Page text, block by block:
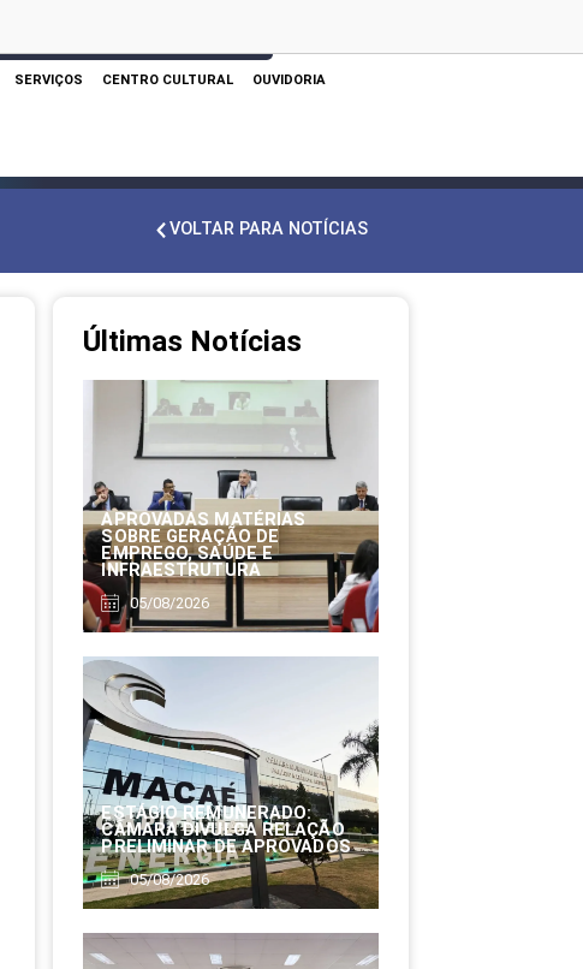
SERVIÇOS CENTRO CULTURAL OUVIDORIA
VOLTAR PARA NOTÍCIAS
Últimas Notícias
APROVADAS MATÉRIAS
SOBRE GERAÇÃO DE
EMPREGO, SAÚDE E
INFRAESTRUTURA
05/08/2026
ESTÁGIO REMUNERADO:
CÂMARA DIVULGA RELAÇÃO
PRELIMINAR DE APROVADOS
05/08/2026